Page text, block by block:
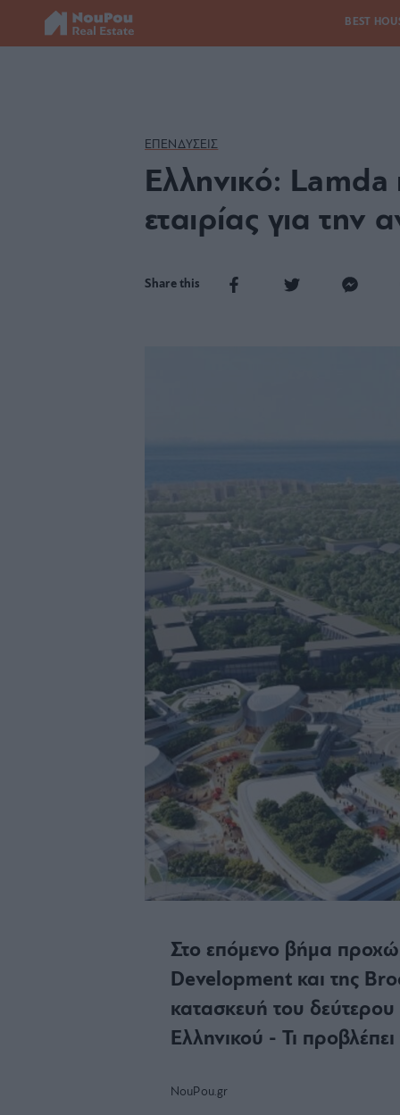
BEST
ΕΠΕΝΔΥΣΕΙΣ
Ελληνικό:
εταιρίας για
Share this
Στο επόμενο βήμα
Development και της
κατασκευή του
Ελληνικού - Τι προβλέπει
NouPou.gr